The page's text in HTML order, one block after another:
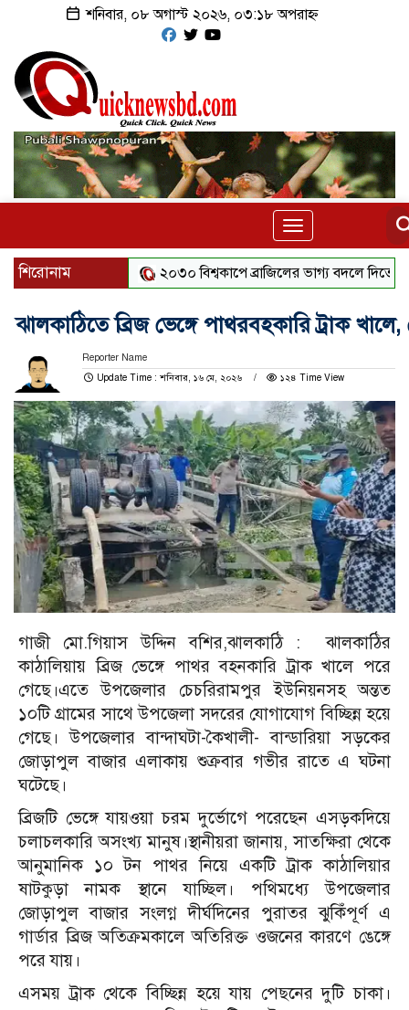
শনিবার, ০৮ অগাস্ট ২০২৬, ০৩:১৮ অপরাহ্ন
Toggle
navigation
শিরোনাম ২০৩০ বিশ্বকাপে ব্রাজিলের ভাগ্য বদলে দিতে পারেন
ঝালকাঠিতে ব্রিজ ভেঙ্গে পাথরবহকারি ট্রাক
Reporter Name
Update Time : শনিবার, ১৬ মে, ২০২৬
১২৪ Time View
গাজী মো.গিয়াস উদ্দিন বশির,ঝালকাঠি : ঝালকাঠির
কাঠালিয়ায় ব্রিজ ভেঙ্গে পাথর বহনকারি ট্রাক খালে পরে
গেছে।এতে উপজেলার চেচরিরামপুর ইউনিয়নসহ অন্তত
১০টি গ্রামের সাথে উপজেলা সদরের যোগাযোগ বিচ্ছিন্ন হয়ে
গেছে। উপজেলার বান্দাঘটা-কৈখালী- বান্ডারিয়া সড়কের
জোড়াপুল বাজার এলাকায় শুক্রবার গভীর রাতে এ ঘটনা
ঘটেছে।
ব্রিজটি ভেঙ্গে যায়ওয়া চরম দুর্ভোগে পরেছেন এসড়কদিয়ে
চলাচলকারি অসংখ্য মানুষ।স্থানীয়রা জানায়, সাতক্ষিরা থেকে
আনুমানিক ১০ টন পাথর নিয়ে একটি ট্রাক কাঠালিয়ার
ষাটকুড়া নামক স্থানে যাচ্ছিল। পথিমধ্যে উপজেলার
জোড়াপুল বাজার সংলগ্ন দীর্ঘদিনের পুরাতর ঝুকিঁপূর্ণ এ
গার্ডার ব্রিজ অতিক্রমকালে অতিরিক্ত ওজনের কারণে ঙেঙ্গে
পরে যায়।
এসময় ট্রাক থেকে বিচ্ছিন্ন হয়ে যায় পেছনের দুটি চাকা।